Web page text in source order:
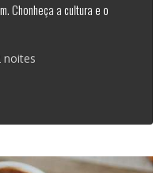
Chonheça a cultura e o
noites